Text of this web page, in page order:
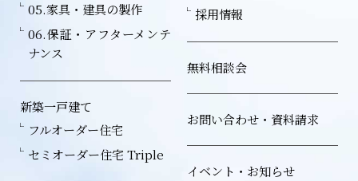
05.家具・建具の製作
06.保証・アフターメンテ
ナンス
新築一戸建て
フルオーダー住宅
セミオーダー住宅 Triple
採用情報
無料相談会
お問い合わせ・資料請求
イベント・お知らせ